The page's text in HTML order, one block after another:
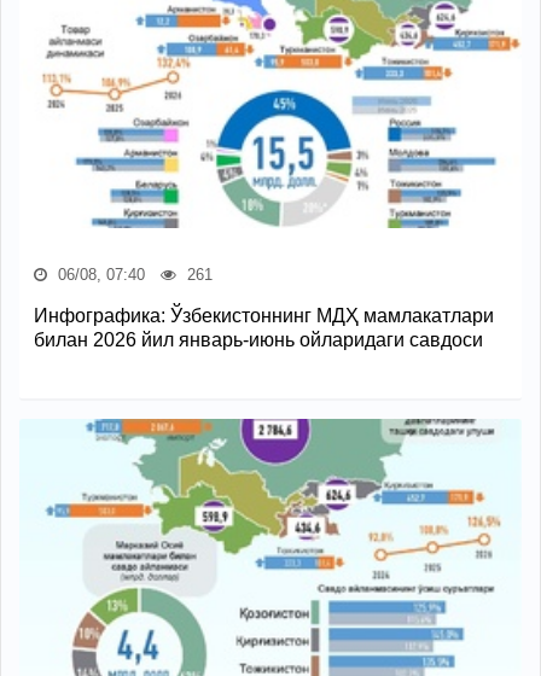
06/08, 07:40 261
Инфографика: Ўзбекистоннинг МДҲ мамлакатлари
билан 2026 йил январь-июнь ойларидаги савдоси